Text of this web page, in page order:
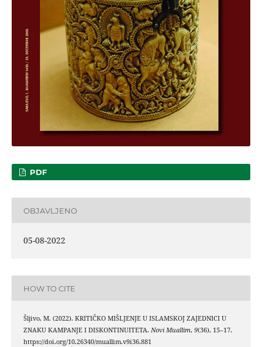
PDF
OBJAVLJENO
05-08-2022
HOW TO CITE
Šljivo, M. (2022). KRITIČKO MIŠLJENJE U ISLAMSKOJ ZAJEDNICI U
ZNAKU KAMPANJE I DISKONTINUITETA. Novi Muallim, 9(36), 15–17.
https://doi.org/10.26340/muallim.v9i36.881